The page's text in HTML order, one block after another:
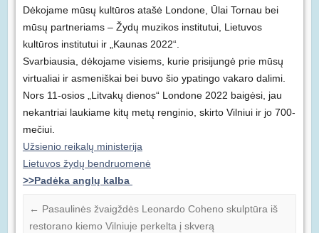
Dėkojame mūsų kultūros atašė Londone, Ūlai Tornau bei
mūsų partneriams – Žydų muzikos institutui, Lietuvos
kultūros institutui ir „Kaunas 2022“.
Svarbiausia, dėkojame visiems, kurie prisijungė prie mūsų
virtualiai ir asmeniškai bei buvo šio ypatingo vakaro dalimi.
Nors 11-osios „Litvakų dienos“ Londone 2022 baigėsi, jau
nekantriai laukiame kitų metų renginio, skirto Vilniui ir jo 700-
mečiui.
Užsienio reikalų ministerija
Lietuvos žydų bendruomenė
>>Padėka anglų kalba
← Pasaulinės žvaigždės Leonardo Coheno skulptūra iš
restorano kiemo Vilniuje perkelta į skverą